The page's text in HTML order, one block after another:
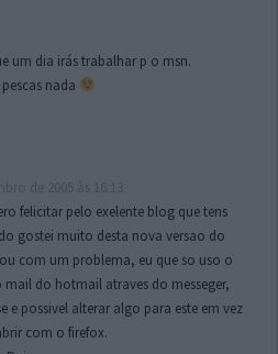
um dia irás trabalhar p o msn.
nada
felicitar pelo exelente blog que tens
gostei muito desta nova versao do
com um problema, eu que so uso o
mail do hotmail atraves do messeger,
e possivel alterar algo para este em vez
com o firefox.